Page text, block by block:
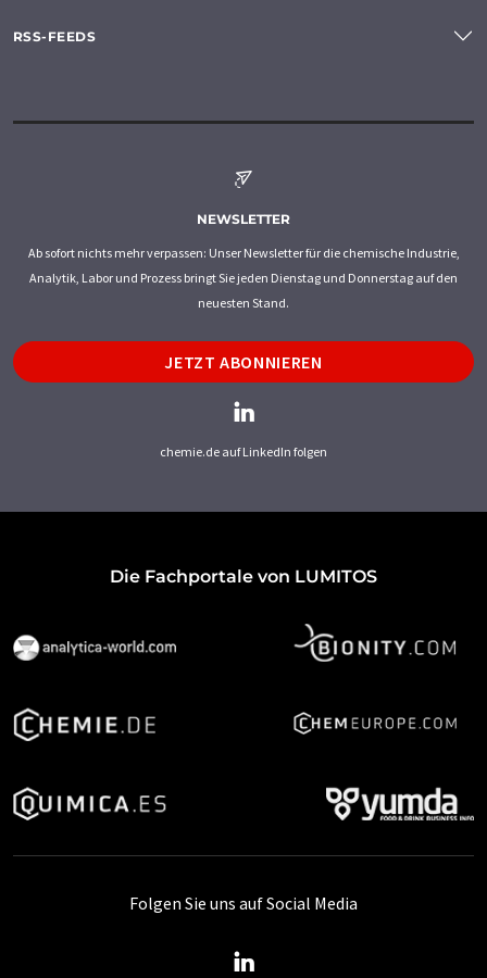
RSS-FEEDS
NEWSLETTER
Ab sofort nichts mehr verpassen: Unser Newsletter für die chemische Industrie,
Analytik, Labor und Prozess bringt Sie jeden Dienstag und Donnerstag auf den
neuesten Stand.
JETZT ABONNIEREN
chemie.de auf LinkedIn folgen
Die Fachportale von LUMITOS
Folgen Sie uns auf Social Media